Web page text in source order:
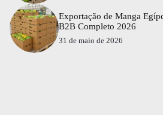
Exportação de Manga
B2B Completo 2026
31 de maio de 2026